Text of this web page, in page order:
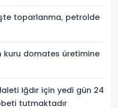
toparlanma, petrolde
kuru domates üretimine
Iğdır için yedi gün 24
tutmaktadır